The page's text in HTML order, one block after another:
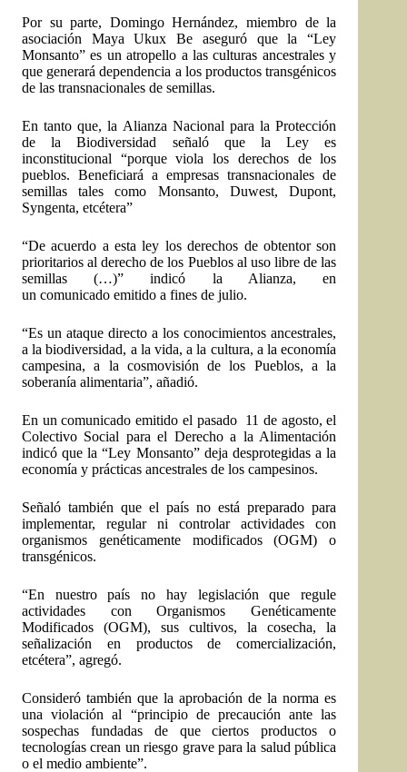
Por su parte, Domingo Hernández, miembro de la
asociación Maya Ukux Be aseguró que la “Ley
Monsanto” es un atropello a las culturas ancestrales y
que generará dependencia a los productos transgénicos
de las transnacionales de semillas.
En tanto que, la Alianza Nacional para la Protección
de la Biodiversidad señaló que la Ley es
inconstitucional “porque viola los derechos de los
pueblos. Beneficiará a empresas transnacionales de
semillas tales como Monsanto, Duwest, Dupont,
Syngenta, etcétera”
“De acuerdo a esta ley los derechos de obtentor son
prioritarios al derecho de los Pueblos al uso libre de las
semillas (…)” indicó la Alianza, en
un comunicado emitido a fines de julio.
“Es un ataque directo a los conocimientos ancestrales,
a la biodiversidad, a la vida, a la cultura, a la economía
campesina, a la cosmovisión de los Pueblos, a la
soberanía alimentaria”, añadió.
En un comunicado emitido el pasado 11 de agosto, el
Colectivo Social para el Derecho a la Alimentación
indicó que la “Ley Monsanto” deja desprotegidas a la
economía y prácticas ancestrales de los campesinos.
Señaló también que el país no está preparado para
implementar, regular ni controlar actividades con
organismos genéticamente modificados (OGM) o
transgénicos.
“En nuestro país no hay legislación que regule
actividades con Organismos Genéticamente
Modificados (OGM), sus cultivos, la cosecha, la
señalización en productos de comercialización,
etcétera”, agregó.
Consideró también que la aprobación de la norma es
una violación al “principio de precaución ante las
sospechas fundadas de que ciertos productos o
tecnologías crean un riesgo grave para la salud pública
o el medio ambiente”.